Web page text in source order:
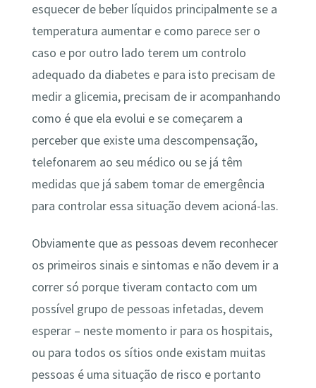
esquecer de beber líquidos principalmente se a
temperatura aumentar e como parece ser o
caso e por outro lado terem um controlo
adequado da diabetes e para isto precisam de
medir a glicemia, precisam de ir acompanhando
como é que ela evolui e se começarem a
perceber que existe uma descompensação,
telefonarem ao seu médico ou se já têm
medidas que já sabem tomar de emergência
para controlar essa situação devem acioná-las.
Obviamente que as pessoas devem reconhecer
os primeiros sinais e sintomas e não devem ir a
correr só porque tiveram contacto com um
possível grupo de pessoas infetadas, devem
esperar – neste momento ir para os hospitais,
ou para todos os sítios onde existam muitas
pessoas é uma situação de risco e portanto